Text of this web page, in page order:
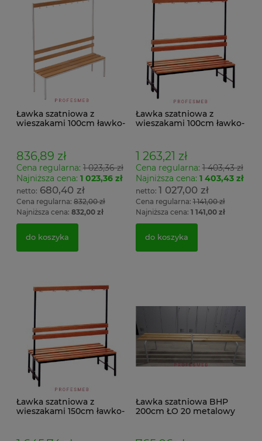
Ławka szatniowa z
wieszakami 100cm ławko-
836,89 zł
Cena regularna: 1 023,36 zł
Najniższa cena: 1 023,36 zł
680,40 zł
Cena regularna: 832,00 zł
Najniższa cena: 832,00 zł
do koszyka
Ławka szatniowa z
wieszakami 100cm ławko-
1 263,21 zł
Cena regularna:1 403,43 zł
Najniższa cena: 1 403,43 zł
1 027,00 zł
Cena regularna:1 141,00 zł
Najniższa cena: 1 141,00 zł
do koszyka
Ławka szatniowa z
wieszakami 150cm ławko-
Ławka szatniowa BHP
200cm ŁO 20 metalowy